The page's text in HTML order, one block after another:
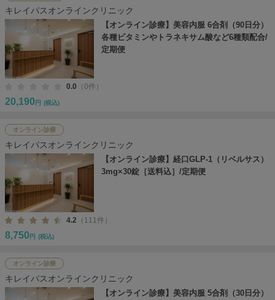
キレイパスオンラインクリニック
【オンライン診療】美容内服 6合剤（90日分）
各種ビタミンやトラネキサム酸など6種類配合/
定期便
0.0 （0件）
20,190 円 (税込)
オンライン診療
キレイパスオンラインクリニック
【オンライン診療】経口GLP-1（リベルサス）
3mg×30錠［送料込］/定期便
4.2 （111件）
8,750 円 (税込)
オンライン診療
キレイパスオンラインクリニック
【オンライン診療】美容内服 5合剤（30日分）